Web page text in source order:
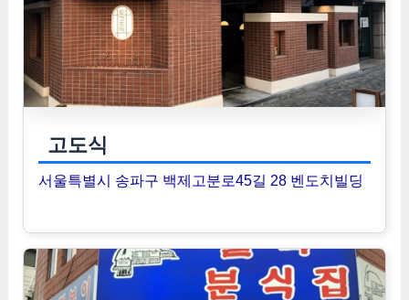
고도식
서울특별시 송파구 백제고분로45길 28 벤도치빌딩